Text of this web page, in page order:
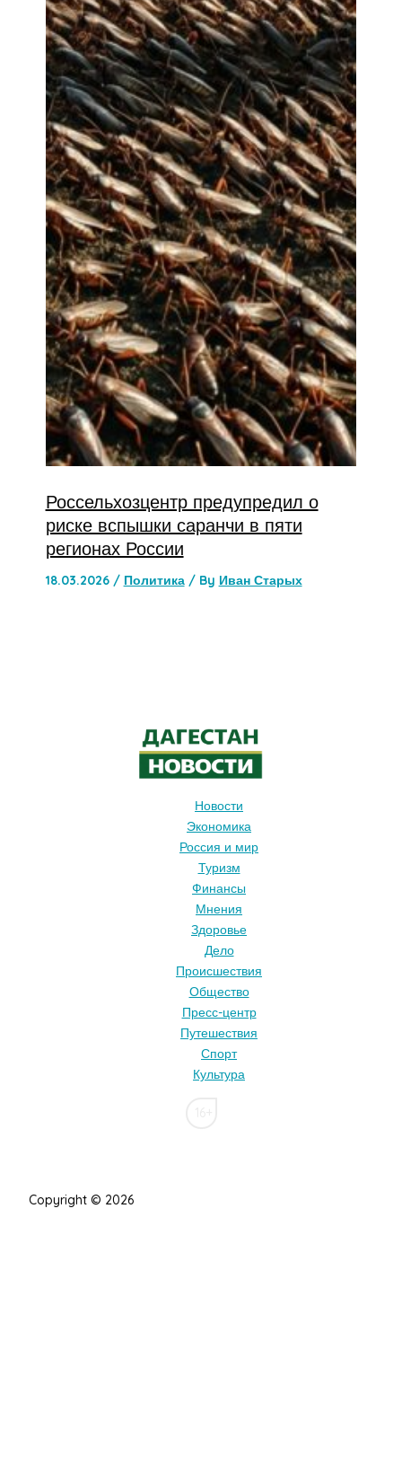
Россельхозцентр предупредил о
риске вспышки саранчи в пяти
регионах России
18.03.2026 / Политика/ By Иван Старых
Новости
Экономика
Россия и мир
Туризм
Финансы
Мнения
Здоровье
Дело
Происшествия
Общество
Пресс-центр
Путешествия
Спорт
Культура
Copyright © 2026